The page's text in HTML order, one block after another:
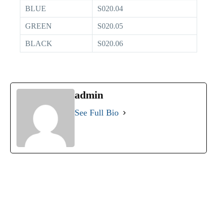
BLUE S020.04
GREEN S020.05
BLACK S020.06
admin
See Full Bio